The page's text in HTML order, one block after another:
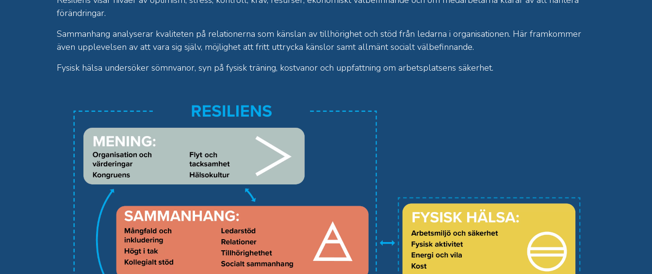
förändringar.
Sammanhang analyserar kvaliteten på relationerna som känslan av tillhörighet och stöd från ledarna i organisationen. Här framkommer
även upplevelsen av att vara sig själv, möjlighet att fritt uttrycka känslor samt allmänt socialt välbefinnande.
Fysisk hälsa undersöker sömnvanor, syn på fysisk träning, kostvanor och uppfattning om arbetsplatsens säkerhet.